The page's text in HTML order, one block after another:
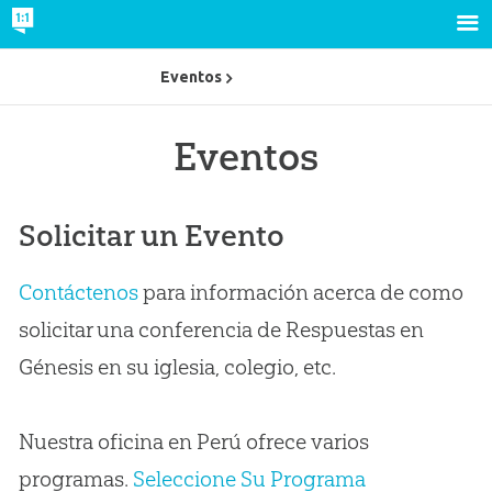
Eventos
Solicitar un Evento
Contáctenospara información acerca de como
solicitar una conferencia de Respuestas en
Génesis en su iglesia, colegio, etc.
Nuestra oficina en Perú ofrece varios
programas. Seleccione Su Programa
Eventos